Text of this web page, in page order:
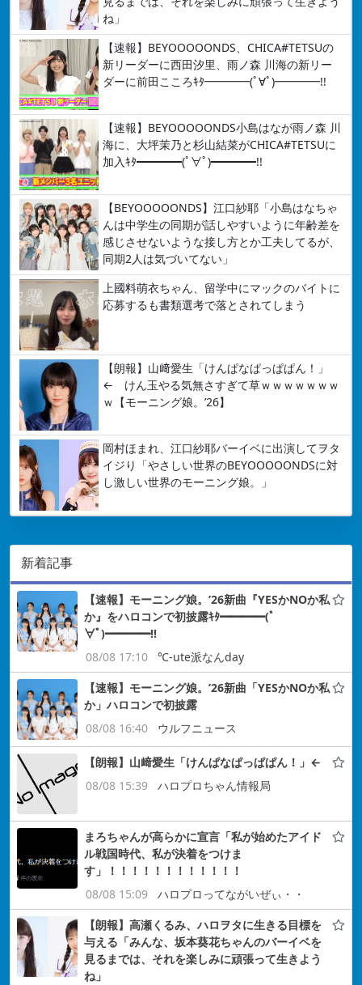
ね」
【速報】BEYOOOOONDS、CHICA#TETSUの
新リーダーに西田汐里、雨ノ森 川海の新リー
ダーに前田こころｷﾀ━━━━(ﾟ∀ﾟ)━━━━!!
【速報】BEYOOOOONDS小島はなが雨ノ森 川
海に、大坪茉乃と杉山結菜がCHICA#TETSUに
加入ｷﾀ━━━━(ﾟ∀ﾟ)━━━━!!
【BEYOOOOONDS】江口紗耶「小島はなちゃ
んは中学生の同期が話しやすいように年齢差を
感じさせないような接し方とか工夫してるが、
同期2人は気づいてない」
上國料萌衣ちゃん、留学中にマックのバイトに
応募するも書類選考で落とされてしまう
【朗報】山﨑愛生「けんぱなぱっぱぱん！」
← けん玉やる気無さすぎて草ｗｗｗｗｗｗｗ
ｗ【モーニング娘。’26】
岡村ほまれ、江口紗耶バーイベに出演してヲタ
イジり「やさしい世界のBEYOOOOONDSに対
し激しい世界のモーニング娘。」
新着記事
【速報】モーニング娘。’26新曲『YESかNOか私
か』をハロコンで初披露ｷﾀ━━━━(ﾟ
∀ﾟ)━━━━!!
08/08 17:10
℃-ute派なんday
【速報】モーニング娘。’26新曲「YESかNOか私
か」ハロコンで初披露
08/08 16:40
ウルフニュース
【朗報】山﨑愛生「けんぱなぱっぱぱん！」←
08/08 15:39
ハロプロちゃん情報局
まろちゃんが高らかに宣言「私が始めたアイド
ル戦国時代、私が決着をつけま
す」！！！！！！！！！！！！
08/08 15:09
ハロプロってながいぜぃ・・
【朗報】高瀬くるみ、ハロヲタに生きる目標を
与える「みんな、坂本葵花ちゃんのバーイベを
見るまでは、それを楽しみに頑張って生きよう
ね」